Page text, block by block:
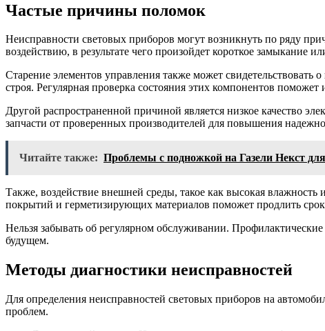
Частые причины поломок
Неисправности световых приборов могут возникнуть по ряду
воздействию, в результате чего произойдет короткое замыкание
Старение элементов управления также может
строя. Регулярная проверка состояния этих компонентов
Другой распространенной причиной является низкое качество
запчасти от проверенных производителей для повышения
Читайте также: Проблемы с подножкой на Газели Некст
Также, воздействие внешней среды, такое как высокая
покрытий и герметизирующих материалов поможет продлить
Нельзя забывать об регулярном обслуживании.
будущем.
Методы диагностики неисправностей
Для определения неисправностей световых приборов на
проблем.